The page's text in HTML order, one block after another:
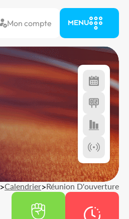
Mon compte MENU
>Calendrier>Réunion D'ouverture